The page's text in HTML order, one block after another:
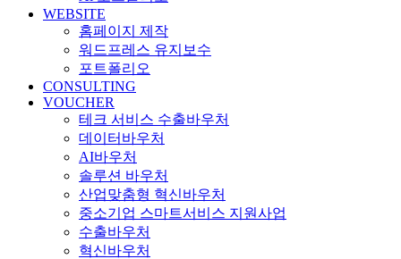
WEBSITE
홈페이지 제작
워드프레스 유지보수
포트폴리오
CONSULTING
VOUCHER
테크 서비스 수출바우처
데이터바우처
AI바우처
솔루션 바우처
산업맞춤형 혁신바우처
중소기업 스마트서비스 지원사업
수출바우처
혁신바우처